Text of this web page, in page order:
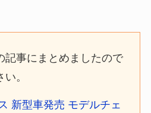
事にまとめましたので
。
新型車発売 モデルチェ